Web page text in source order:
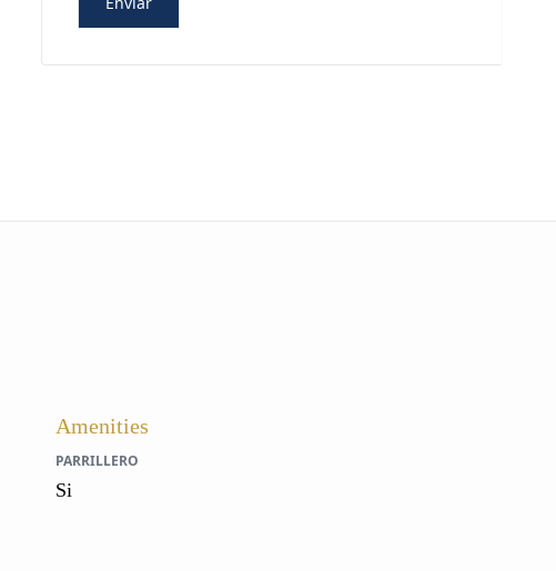
Amenities
PARRILLERO
Si